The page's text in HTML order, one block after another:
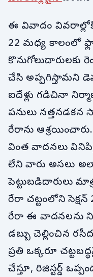
ఈ వివాదం వివరాల్లోకి
22 మధ్య కాలంలో
కొనుగోలుదారులకు
చేసి అప్పగిస్తామని
ఐదేళ్లు గడిచినా
పనులు నత్తనడకన
రేరాను
వింత వాదనలు
లేని వారు అసలు
పెట్టుబడిదారులు
రేరా చట్టంలోని
రేరా ఈ వాదనలను
డబ్బు చెల్లించిన
ప్రతి ఒక్కరూ
చేస్తూ, రిజిస్టర్డ్